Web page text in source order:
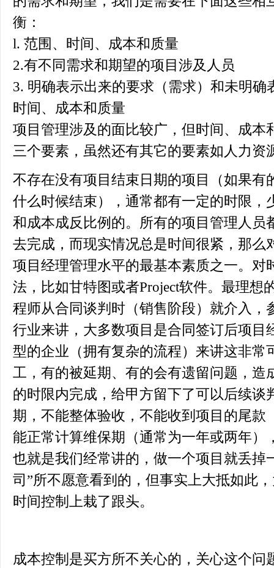
衡：
l. 范围、时间、成本和质量
2.有不同需求和期望的项目涉及人员
3. 明确表示出来的要求（需求）和未明确
时间、成本和质量
项目管理涉及的面比较广，但时间、成本
三个要素，虽然还有其它的要素如人力资
不存在没有项目结束日期的项目（如果有
什么时候结束），通常都有一定的时限，
和成本成反比例的。所有的项目管理人员
去完成，而现实情况总是时间很紧，那么
项目经理管理水平的最基本素质之一。对
法，比如甘特图或者Project软件。最理想
程师从合同谈判时（销售阶段）就介入，
行业来讲，大多数项目是合同签订后项目
型的企业（拥有复杂的流程）来讲这非常
工，有的被延期、有的会有遗留问题，造
的时限内完成，给甲方留下了可以后续谈
期，不能整体验收，不能收到项目的尾款
能正常计算维保期（通常为一年或两年）
也就是我们经常讲的，做一个项目就丢掉
司”所不愿意看到的，但事实上大抵如此
时间控制上栽了跟头。
成本控制是买方所不关心的，关心这个问